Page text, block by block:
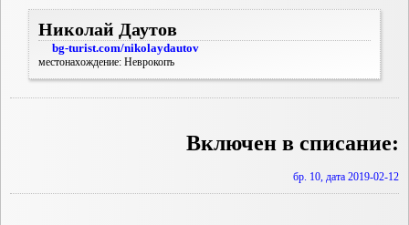
Николай Даутов
bg-turist.com/nikolaydautov
местонахождение: Неврокопъ
Включен в списание:
бр. 10, дата 2019-02-12